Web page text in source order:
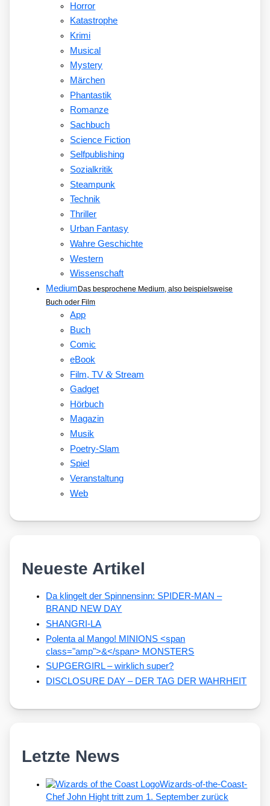
Horror
Katastrophe
Krimi
Musical
Mystery
Märchen
Phantastik
Romanze
Sachbuch
Science Fiction
Selfpublishing
Sozialkritik
Steampunk
Technik
Thriller
Urban Fantasy
Wahre Geschichte
Western
Wissenschaft
Medium Das besprochene Medium, also beispielsweise
Buch oder Film
App
Buch
Comic
eBook
Film, TV&Stream
Gadget
Hörbuch
Magazin
Musik
Poetry-Slam
Spiel
Veranstaltung
Web
Neueste Artikel
Da klingelt der Spinnensinn: SPIDER-MAN –
BRAND NEW DAY
SHANGRI-LA
Polenta al Mango! MINIONS <span
class="amp">&</span> MONSTERS
SUPGERGIRL – wirklich super?
DISCLOSURE DAY – DER TAG DER WAHRHEIT
Letzte News
Wizards-of-the-Coast-
Chef John Hight tritt zum 1. September zurück